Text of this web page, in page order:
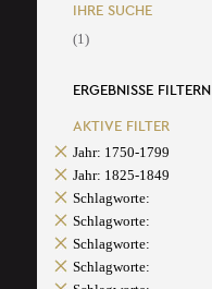
IHRE SUCHE
(1)
ERGEBNISSE FILTERN
AKTIVE FILTER
Jahr: 1750-1799
Jahr: 1825-1849
Schlagworte:
Schlagworte:
Schlagworte:
Schlagworte: